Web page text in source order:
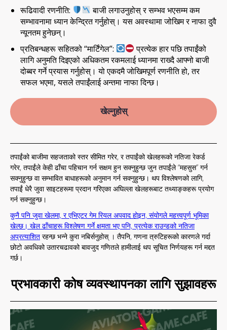
रूढिवादी रणनीति:
बाजी लगाउनुहोस् र सम्भव भएसम्म कम
सम्भावनामा ध्यान केन्द्रित गर्नुहोस्। यस अवस्थामा जोखिम र नाफा दुवै
न्यूनतम हुनेछन्।
प्रतिबन्धहरू सहितको “मार्टिंगेल”:
प्रत्येक हार पछि तपाईंको
लागि अनुमति दिइएको अधिकतम रकमलाई ध्यानमा राख्दै आफ्नो बाजी
दोब्बर गर्ने प्रयास गर्नुहोस्। यो एकदमै जोखिमपूर्ण रणनीति हो, तर
सफल भएमा, यसले तपाईंलाई अन्तमा नाफा दिन्छ।
खेल्नुहोस्
तपाईंको बाजीमा सहजताको स्तर सीमित गरेर, र तपाईंको खेलहरूको नतिजा रेकर्ड
गरेर, तपाईंले केही ढाँचा पहिचान गर्न सक्षम हुन सक्नुहुन्छ जुन तपाईंले “महसुस” गर्न
सक्नुहुन्छ वा सम्भावित बाधाहरूको अनुमान गर्न सक्नुहुन्छ। थप विश्लेषणको लागि,
तपाईं धेरै जुवा साइटहरूमा प्रदान गरिएका अघिल्ला खेलहरूबाट तथ्याङ्कहरू प्रयोग
गर्न सक्नुहुन्छ।
कुनै पनि जुवा खेलमा, र एभिएटर गेम रियल अपवाद होइन, संयोगले महत्त्वपूर्ण भूमिका
खेल्छ। खेल ढाँचाहरू विश्लेषण गर्ने क्षमता भए पनि, प्रत्येक राउन्डको नतिजा
अप्रत्याशित रहन्छ भन्ने कुरा नबिर्सनुहोस् । तैपनि, गणना त्रुटिहरूको कारणले गर्दा
छोटो अवधिको उतारचढावको बावजुद गणितले हामीलाई थप सूचित निर्णयहरू गर्न मद्दत
गर्छ।
प्रभावकारी कोष व्यवस्थापनका लागि सुझावहरू